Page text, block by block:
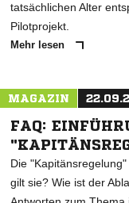
tatsächlichen Alter
Pilotprojekt.
Mehr lesen
MAGAZIN
FAQ:
Die
gilt sie? Wie ist der